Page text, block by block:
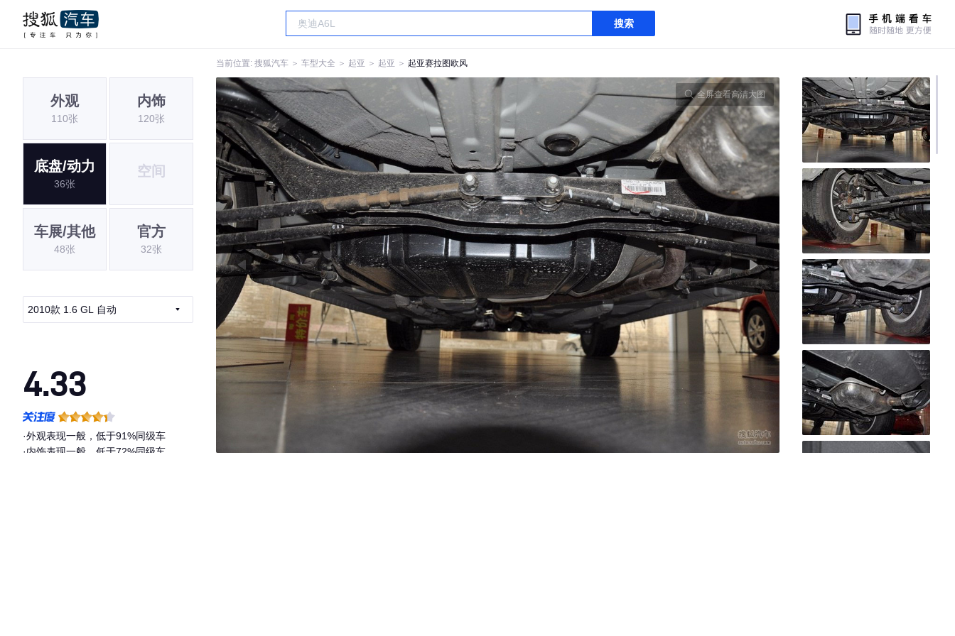
搜索
当前位置: 搜狐汽车 ＞ 车型大全 ＞ 起亚 ＞ 起亚 ＞ 起亚赛拉图欧风
外观
110张
内饰
120张
底盘/动力
36张
空间
车展/其他
48张
官方
32张
2010款 1.6 GL 自动
4.33
·外观表现一般，低于91%同级车
·内饰表现一般，低于72%同级车
全屏查看高清大图